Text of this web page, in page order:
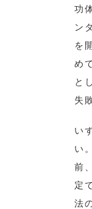
功
ン
を
め
と
失
い
い
前
定
法